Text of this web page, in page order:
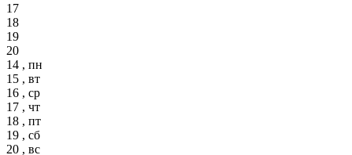
17
18
19
20
14 , пн
15 , вт
16 , ср
17 , чт
18 , пт
19 , сб
20 , вс